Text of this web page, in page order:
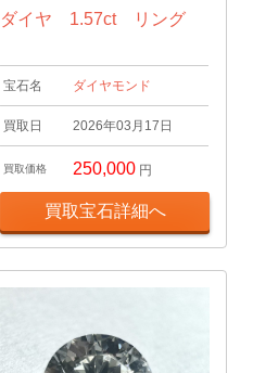
ダイヤ 1.57ct リング
宝石名 ダイヤモンド
買取日 2026年03月17日
買取価格 250,000 円
買取宝石詳細へ